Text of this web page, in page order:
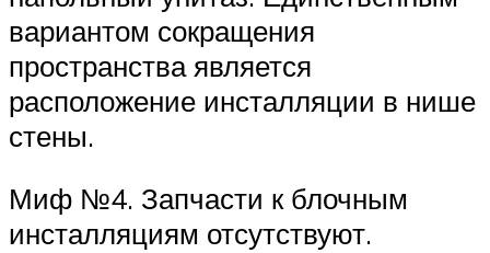
вариантом сокращения
пространства является
расположение инсталляции в нише
стены.
Миф №4. Запчасти к блочным
инсталляциям отсутствуют.